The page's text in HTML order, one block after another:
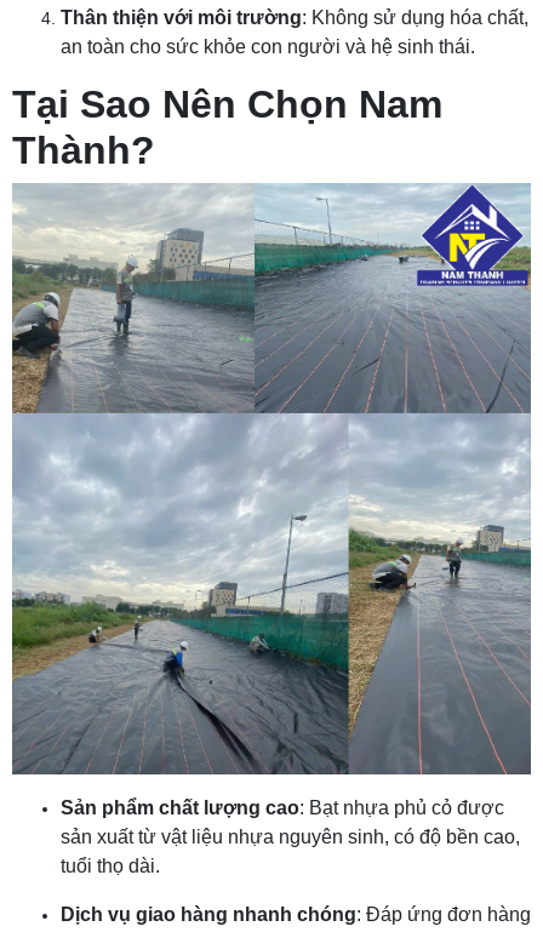
Thân thiện với môi trường: Không sử dụng hóa chất,
an toàn cho sức khỏe con người và hệ sinh thái.
Tại Sao Nên Chọn Nam
Thành?
Sản phẩm chất lượng cao: Bạt nhựa phủ cỏ được
sản xuất từ vật liệu nhựa nguyên sinh, có độ bền cao,
tuổi thọ dài.
Dịch vụ giao hàng nhanh chóng: Đáp ứng đơn hàng